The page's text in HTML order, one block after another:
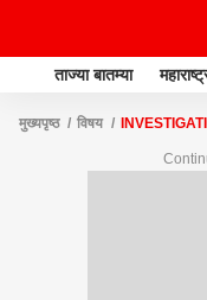
ताज्या बातम्या
मुख्यपृष्ठ विषय